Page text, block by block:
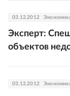
03.12.2012
Эксперт:
объектов
03.12.2012